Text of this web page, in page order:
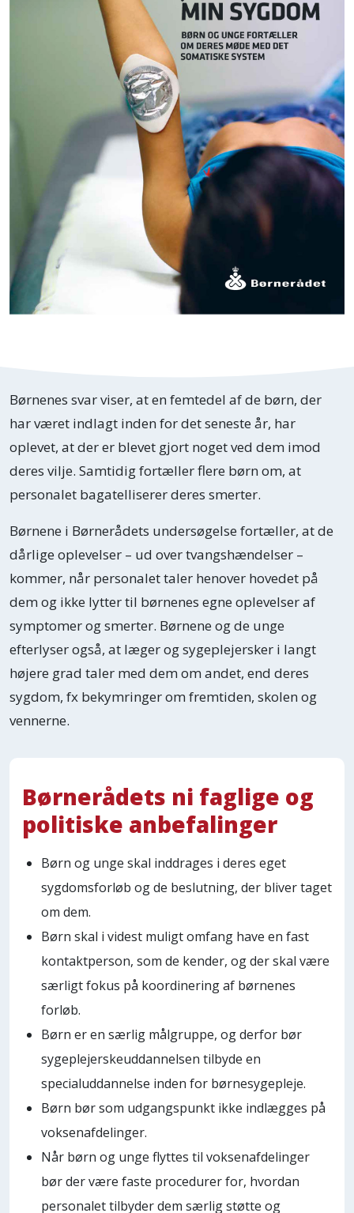
Børnenes svar viser, at en femtedel af de børn, der
har været indlagt inden for det seneste år, har
oplevet, at der er blevet gjort noget ved dem imod
deres vilje. Samtidig fortæller flere børn om, at
personalet bagatelliserer deres smerter.
Børnene i Børnerådets undersøgelse fortæller, at de
dårlige oplevelser – ud over tvangshændelser –
kommer, når personalet taler henover hovedet på
dem og ikke lytter til børnenes egne oplevelser af
symptomer og smerter. Børnene og de unge
efterlyser også, at læger og sygeplejersker i langt
højere grad taler med dem om andet, end deres
sygdom, fx bekymringer om fremtiden, skolen og
vennerne.
Børnerådets ni faglige og
politiske anbefalinger
Børn og unge skal inddrages i deres eget
sygdomsforløb og de beslutning, der bliver taget
om dem.
Børn skal i videst muligt omfang have en fast
kontaktperson, som de kender, og der skal være
særligt fokus på koordinering af børnenes
forløb.
Børn er en særlig målgruppe, og derfor bør
sygeplejerskeuddannelsen tilbyde en
specialuddannelse inden for børnesygepleje.
Børn bør som udgangspunkt ikke indlægges på
voksenafdelinger.
Når børn og unge flyttes til voksenafdelinger
bør der være faste procedurer for, hvordan
personalet tilbyder dem særlig støtte og